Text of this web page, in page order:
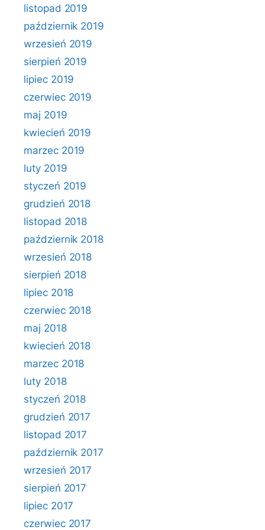
listopad 2019
październik 2019
wrzesień 2019
sierpień 2019
lipiec 2019
czerwiec 2019
maj 2019
kwiecień 2019
marzec 2019
luty 2019
styczeń 2019
grudzień 2018
listopad 2018
październik 2018
wrzesień 2018
sierpień 2018
lipiec 2018
czerwiec 2018
maj 2018
kwiecień 2018
marzec 2018
luty 2018
styczeń 2018
grudzień 2017
listopad 2017
październik 2017
wrzesień 2017
sierpień 2017
lipiec 2017
czerwiec 2017